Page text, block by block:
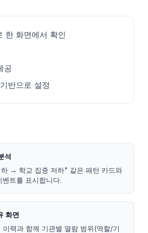
한 화면에서 확인
공
반으로 설정
석
→ 학교 집중 저하" 같은 패턴 카드와
벤트를 표시합니다.
화면
이력과 함께 기관별 열람 범위(역할/기